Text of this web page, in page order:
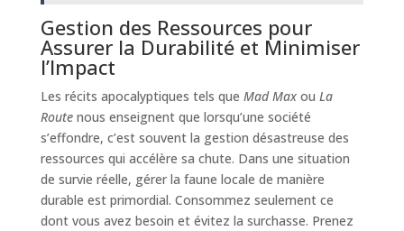
Gestion des Ressources pour
Assurer la Durabilité et Minimiser
l’Impact
Les récits apocalyptiques tels que Mad Maxou La
Routenous enseignent que lorsqu’une société
s’effondre, c’est souvent la gestion désastreuse des
ressources qui accélère sa chute. Dans une situation
de survie réelle, gérer la faune locale de manière
durable est primordial. Consommez seulement ce
dont vous avez besoin et évitez la surchasse. Prenez